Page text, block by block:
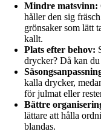
Mindre matsvinn:
håller den sig
grönsaker som lätt
kallt.
Plats efter behov:
drycker? Då kan
kalla drycker,
för julmat eller
Bättre
lättare att hålla
blandas.